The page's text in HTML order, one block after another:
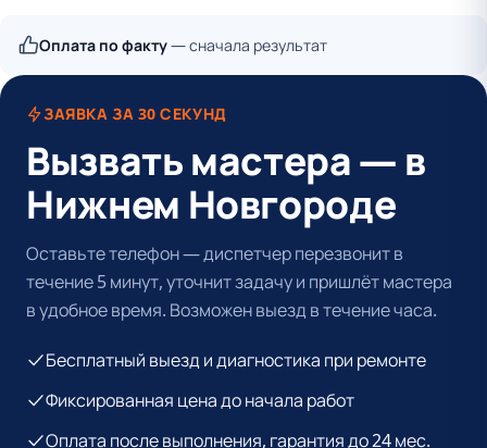
Оплата по факту— сначала результат
ЗАЯВКА ЗА 30 СЕКУНД
Вызвать мастера — в
Нижнем Новгороде
Оставьте телефон — диспетчер перезвонит в
течение 5 минут, уточнит задачу и пришлёт мастера
в удобное время. Возможен выезд в течение часа.
Бесплатный выезд и диагностика при ремонте
Фиксированная цена до начала работ
Оплата после выполнения, гарантия до 24 мес.